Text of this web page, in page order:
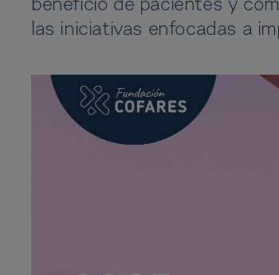
beneficio de pacientes y
las iniciativas enfocadas a